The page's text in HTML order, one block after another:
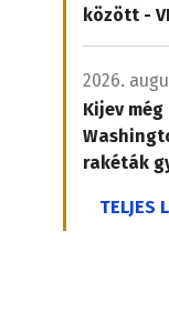
között -
2026.
Kijev
rakéták
TELJES